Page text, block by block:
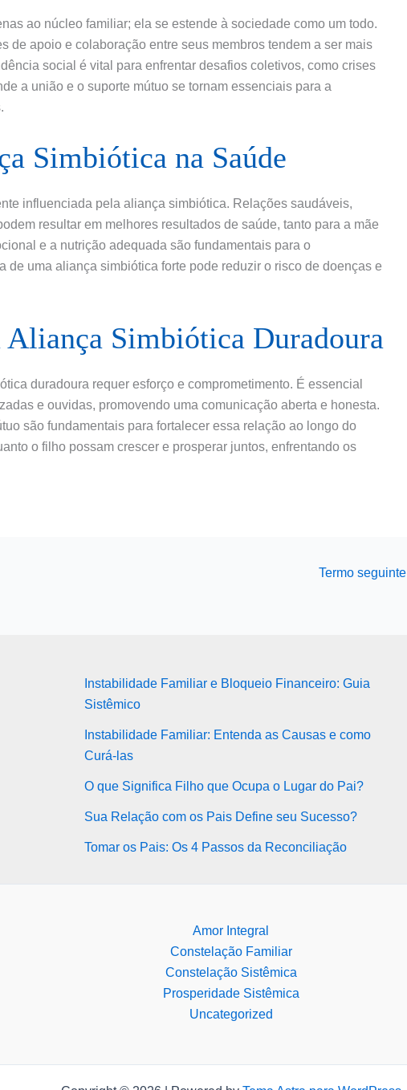
ao núcleo familiar; ela se estende à sociedade como um todo.
de apoio e colaboração entre seus membros tendem a ser mais
social é vital para enfrentar desafios coletivos, como crises
a união e o suporte mútuo se tornam essenciais para a
Simbiótica na Saúde
influenciada pela aliança simbiótica. Relações saudáveis,
resultar em melhores resultados de saúde, tanto para a mãe
e a nutrição adequada são fundamentais para o
de uma aliança simbiótica forte pode reduzir o risco de doenças e
Simbiótica Duradoura
duradoura requer esforço e comprometimento. É essencial
e ouvidas, promovendo uma comunicação aberta e honesta.
são fundamentais para fortalecer essa relação ao longo do
o filho possam crescer e prosperar juntos, enfrentando os
Termo seguinte
Instabilidade Familiar e Bloqueio Financeiro: Guia
Sistêmico
Instabilidade Familiar: Entenda as Causas e como
Curá-las
O que Significa Filho que Ocupa o Lugar do Pai?
Sua Relação com os Pais Define seu Sucesso?
Tomar os Pais: Os 4 Passos da Reconciliação
Amor Integral
Constelação Familiar
Constelação Sistêmica
Prosperidade Sistêmica
Uncategorized